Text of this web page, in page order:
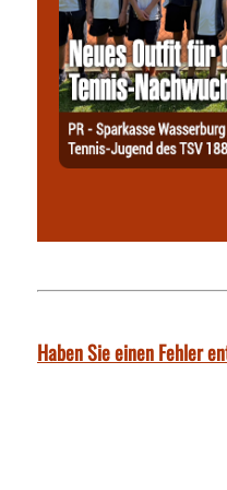
Haben Sie einen Fehler